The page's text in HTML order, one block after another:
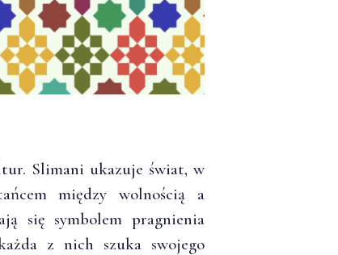
Slimani ukazuje świat, w
między wolnością a
się symbolem pragnienia
z nich szuka swojego